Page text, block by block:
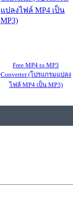
Free MP4 to MP3
Converter (โปรแกรมแปลง
ไฟล์ MP4 เป็น MP3)